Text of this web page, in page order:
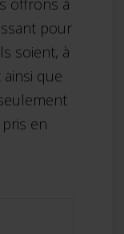
offrons à
pour
soient, à
que
en